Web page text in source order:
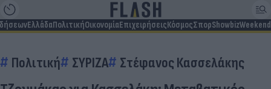
ΕλλάδαΠολιτικήΟικονομίαΕπιχειρήσειςΚόσμοςΣπορShowbizWeekend
Πολιτική ΣΥΡΙΖΑ Στέφανος Κασσελάκης